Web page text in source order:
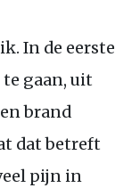
In de eerste
gaan, uit
brand
dat betreft
pijn in